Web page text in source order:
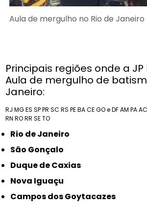
Aula de mergulho no Rio de Janeiro
Principais regiões onde a
Aula de mergulho de
Janeiro:
RJ MGES SPPR SC RS PEBACEGO e DFAM PAAC
RN RORR SETO
Rio de Janeiro
São Gonçalo
Duque de Caxias
Nova Iguaçu
Campos dos Goytacazes